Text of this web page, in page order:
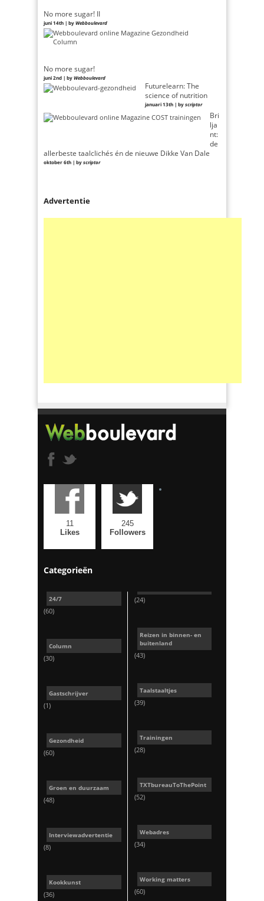
No more sugar! II
juni 14th | byWebboulevard
No more sugar!
juni 2nd | byWebboulevard
Futurelearn: The
science of nutrition
januari 13th | byscriptor
Bri
lja
nt:
de
allerbeste taalclichés én de nieuwe Dikke Van Dale
oktober 6th | byscriptor
Advertentie
11
Likes
245
Followers
Categorieën
24/7
(60)
Column
(30)
Gastschrijver
(1)
Gezondheid
(60)
Groen en duurzaam
(48)
Interviewadvertentie
(8)
Kookkunst
(36)
(24)
Reizen in binnen- en
buitenland
(43)
Taalstaaltjes
(39)
Trainingen
(28)
TXTbureauToThePoint
(52)
Webadres
(34)
Working matters
(60)